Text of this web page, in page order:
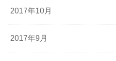
2017年10月
2017年9月